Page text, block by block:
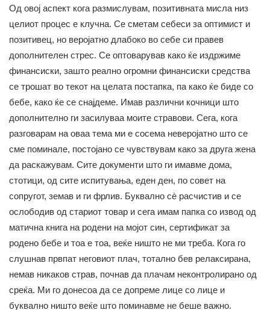
Од овој аспект кога размислувам, позитивната мисла низ
целиот процес е клучна. Се сметам себеси за оптимист и
позитивец, но веројатно длабоко во себе си правев
дополнителен стрес. Се оптоварував како ќе издржиме
финансиски, зашто реално огромни финансиски средства
се трошат во текот на целата постапка, па како ќе биде со
бебе, како ќе се снајдеме. Имав различни кочници што
дополнително ги засилуваа моите стравови. Сега, кога
разговарам на оваа тема ми е сосема неверојатно што се
сме поминале, постојано се чувствувам како за друга жена
да раскажувам. Сите документи што ги имавме дома,
стотици, од сите испитувања, еден ден, по совет на
сопругот, земав и ги фрлив. Буквално сè расчистив и се
ослободив од стариот товар и сега имам папка со извод од
матична книга на родени на мојот син, сертификат за
родено бебе и тоа е тоа, веќе ништо не ми треба. Кога го
слушнав првпат неговиот плач, тотално бев релаксирана,
немав никаков страв, почнав да плачам неконтролирано од
среќа. Ми го донесоа да се допреме лице со лице и
буквално ништо веќе што поминавме не беше важно.